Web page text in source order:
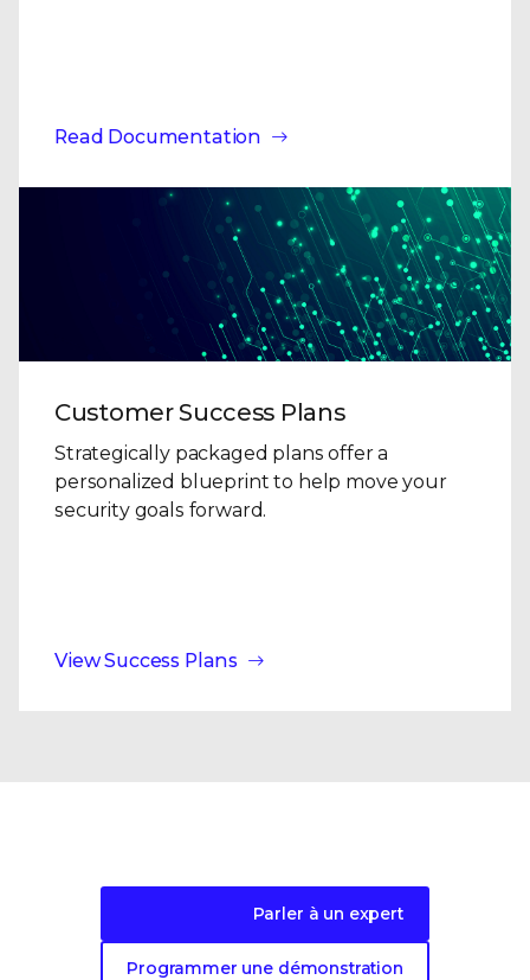
Read Documentation
Customer Success Plans
Strategically packaged plans offer a
personalized blueprint to help move your
security goals forward.
View Success Plans
Parler à un expert
Programmer une démonstration